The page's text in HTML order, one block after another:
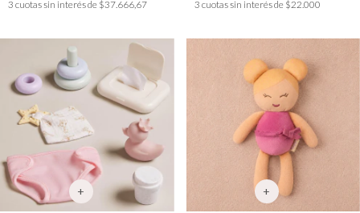
3 cuotas sin interés de $37.666,67 3 cuotas sin interés de $22.000